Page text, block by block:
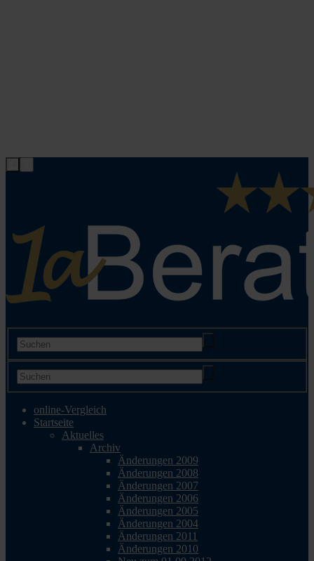
online-Vergleich
Startseite
Aktuelles
Archiv
Änderungen 2009
Änderungen 2008
Änderungen 2007
Änderungen 2006
Änderungen 2005
Änderungen 2004
Änderungen 2011
Änderungen 2010